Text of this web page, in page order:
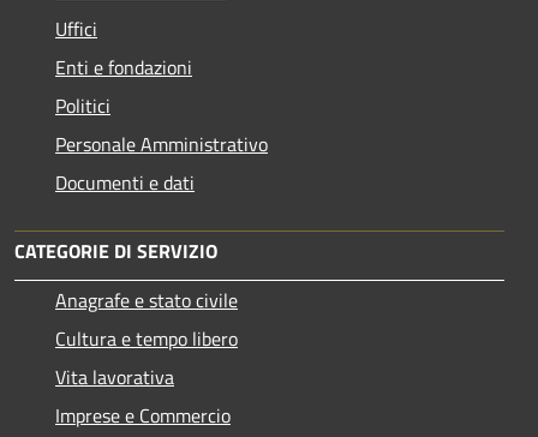
Uffici
Enti e fondazioni
Politici
Personale Amministrativo
Documenti e dati
CATEGORIE DI SERVIZIO
Anagrafe e stato civile
Cultura e tempo libero
Vita lavorativa
Imprese e Commercio